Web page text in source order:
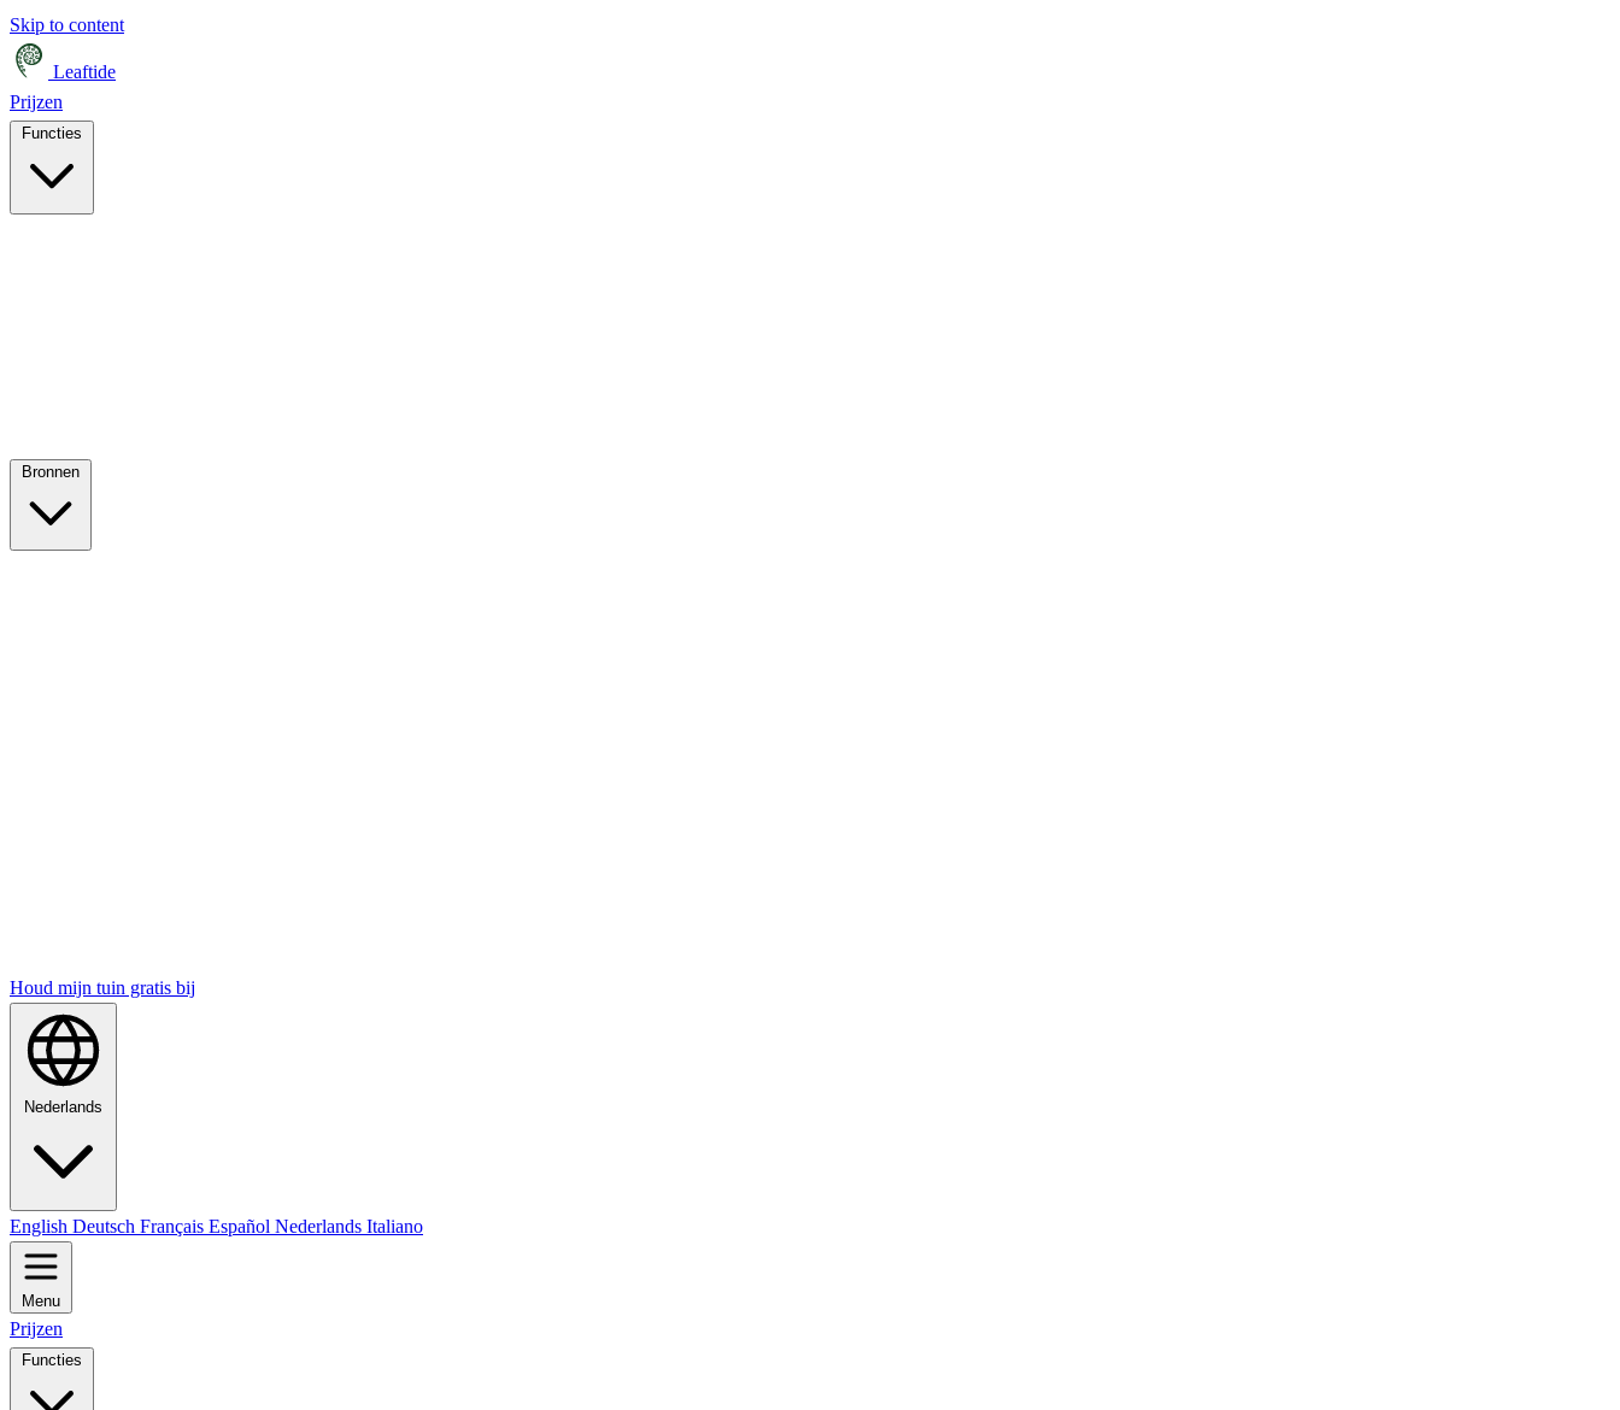
Skip to content
Leaftide
Prijzen
Houd mijn tuin gratis bij
Nederlands
English Deutsch Français Español Nederlands Italiano
Menu
Prijzen
Functies